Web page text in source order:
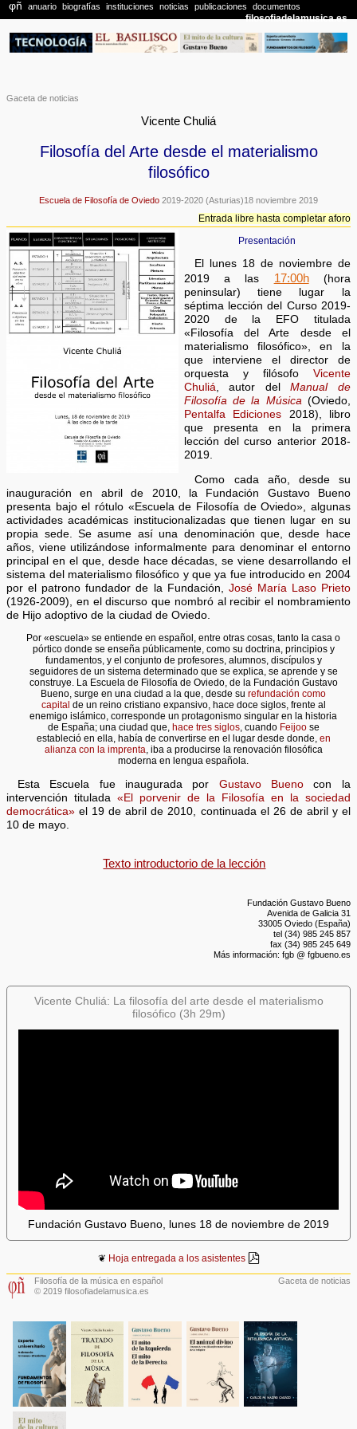
Gaceta de noticias
Vicente Chuliá
Filosofía del Arte desde el materialismo
filosófico
Escuela de Filosofía de Oviedo 2019-2020 (Asturias)18 noviembre 2019
Entrada libre hasta completar aforo
Presentación
El lunes 18 de noviembre de
2019 a las 17:00h(hora
peninsular) tiene lugar la
séptima lección del Curso 2019-
2020 de la EFO titulada
«Filosofía del Arte desde el
materialismo filosófico», en la
que interviene el director de
orquesta y filósofo Vicente
Chuliá, autor delManual de
Filosofía de la Música(Oviedo,
Pentalfa Ediciones 2018), libro
que presenta en la primera
lección del curso anterior 2018-
2019.
Como cada año, desde su
inauguración en abril de 2010, la Fundación Gustavo Bueno
presenta bajo el rótulo «Escuela de Filosofía de Oviedo», algunas
actividades académicas institucionalizadas que tienen lugar en su
propia sede. Se asume así una denominación que, desde hace
años, viene utilizándose informalmente para denominar el entorno
principal en el que, desde hace décadas, se viene desarrollando el
sistema del materialismo filosófico y que ya fue introducido en 2004
por el patrono fundador de la Fundación, José María Laso Prieto
(1926-2009), en el discurso que nombró al recibir el nombramiento
de Hijo adoptivo de la ciudad de Oviedo.
Por «escuela» se entiende en español, entre otras cosas, tanto la casa o
pórtico donde se enseña públicamente, como su doctrina, principios y
fundamentos, y el conjunto de profesores, alumnos, discípulos y
seguidores de un sistema determinado que se explica, se aprende y se
construye. La Escuela de Filosofía de Oviedo, de la Fundación Gustavo
Bueno, surge en una ciudad a la que, desde surefundación como
capital de un reino cristiano expansivo, hace doce siglos, frente al
enemigo islámico, corresponde un protagonismo singular en la historia
de España; una ciudad que, hace tres siglos, cuando Feijoose
estableció en ella, había de convertirse en el lugar desde donde, en
alianza con la imprenta, iba a producirse la renovación filosófica
moderna en lengua española.
Esta Escuela fue inaugurada por Gustavo Bueno con la
intervención titulada«El porvenir de la Filosofía en la sociedad
democrática» el 19 de abril de 2010, continuada el 26 de abril y el
10 de mayo.
Texto introductorio de la lección
Fundación Gustavo Bueno
Avenida de Galicia 31
33005 Oviedo (España)
tel (34) 985 245 857
fax (34) 985 245 649
Más información: fgb @ fgbueno.es
Vicente Chuliá: La filosofía del arte desde el materialismo
filosófico (3h 29m)
Fundación Gustavo Bueno, lunes 18 de noviembre de 2019
❦ Hoja entregada a los asistentes
Filosofía de la música en español
© 2019 filosofiadelamusica.es
Gaceta de noticias